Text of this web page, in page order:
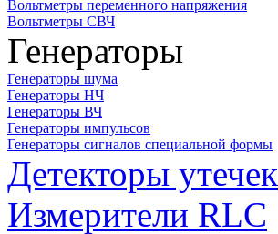
Вольтметры переменного напряжения
Вольтметры СВЧ
Генераторы
Генераторы шума
Генераторы НЧ
Генераторы ВЧ
Генераторы импульсов
Генераторы сигналов специальной формы
Детекторы утечек
Измерители RLC